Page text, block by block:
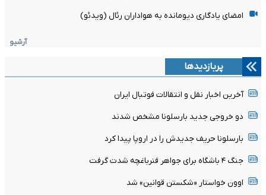
امضای یادگاری دیومانده به هواداران رئال (ویدئو)
آرشیو
پربازدیدها
آخرین اخبار نقل و انتقالات فوتبال ایران
دو خروجی جدید بارسلونا مشخص شدند
بارسلونا حریف جدیدش را در اروپا پیدا کرد
جنگ ۴ باشگاه برای جواهر فنرباغچه شدت گرفت
اوون خواستار «شکستن قوانین» شد